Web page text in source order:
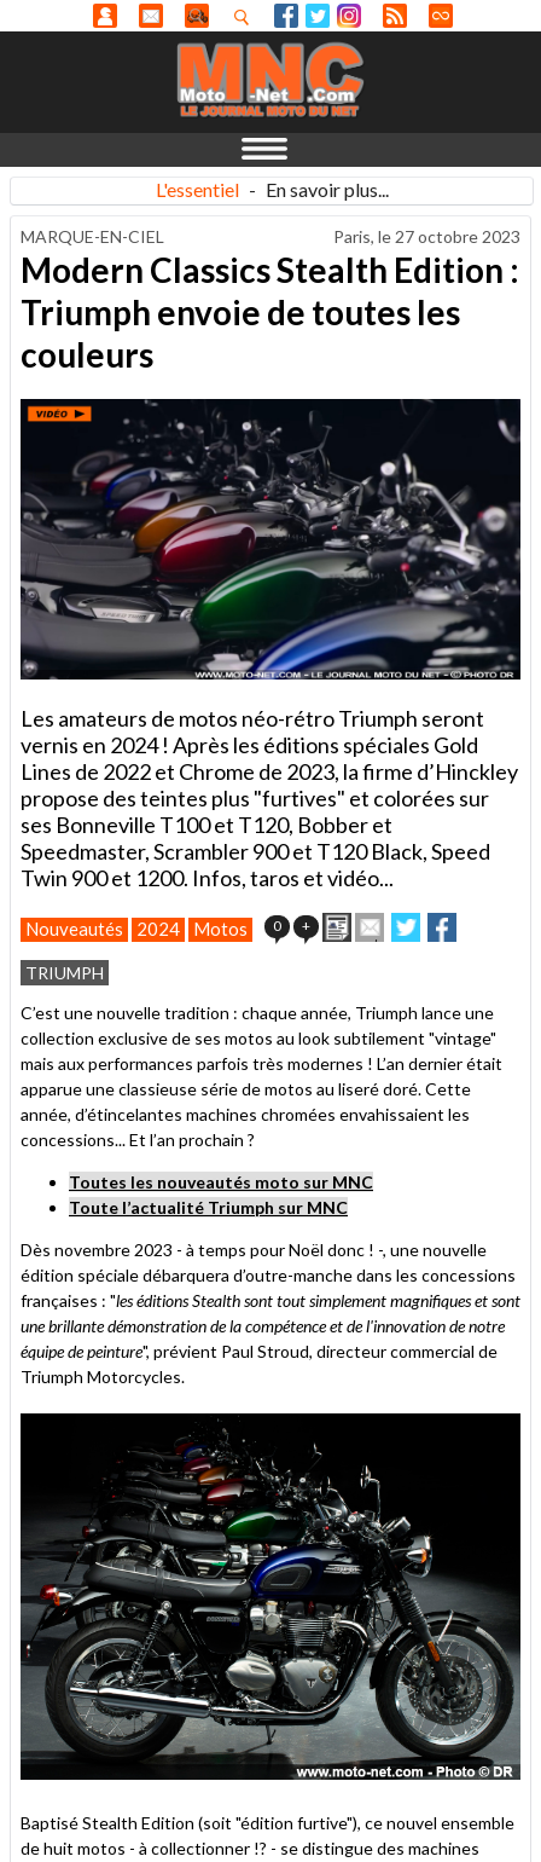
L'essentiel - En savoir plus...
MARQUE-EN-CIEL Paris, le 27 octobre 2023
Modern Classics Stealth Edition :
Triumph envoie de toutes les
couleurs
Les amateurs de motos néo-rétro Triumph seront
vernis en 2024 ! Après les éditions spéciales Gold
Lines de 2022 et Chrome de 2023, la firme d’Hinckley
propose des teintes plus "furtives" et colorées sur
ses Bonneville T100 et T120, Bobber et
Speedmaster, Scrambler 900 et T120 Black, Speed
Twin 900 et 1200. Infos, taros et vidéo...
Nouveautés 2024 Motos 0 + ImprimerEnvoyer
cet
un
ami
Partager
sur
sur
TRIUMPH
C’est une nouvelle tradition : chaque année, Triumph lance une
collection exclusive de ses motos au look subtilement "vintage"
mais aux performances parfois très modernes ! L’an dernier était
apparue une classieuse série de motos au liseré doré. Cette
année, d’étincelantes machines chromées envahissaient les
concessions... Et l’an prochain ?
Toutes les nouveautés moto sur MNC
Toute l’actualité Triumph sur MNC
Dès novembre 2023 - à temps pour Noël donc ! -, une nouvelle
édition spéciale débarquera d’outre-manche dans les concessions
françaises : "les éditions Stealth sont tout simplement magnifiques et sont
une brillante démonstration de la compétence et de l'innovation de notre
équipe de peinture", prévient Paul Stroud, directeur commercial de
Triumph Motorcycles.
Baptisé Stealth Edition (soit "édition furtive"), ce nouvel ensemble
de huit motos - à collectionner !? - se distingue des machines